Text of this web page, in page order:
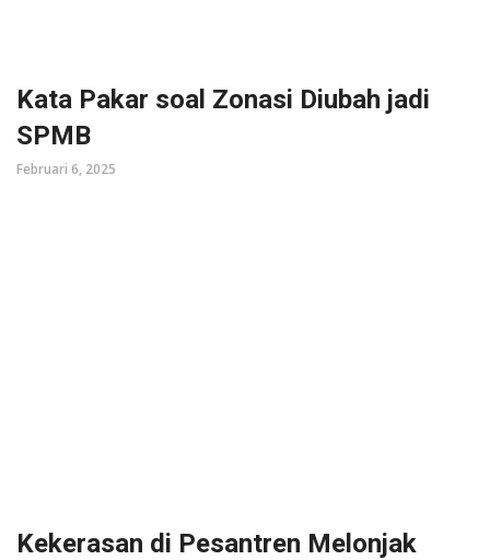
Kata Pakar soal Zonasi Diubah jadi
SPMB
Februari 6, 2025
Kekerasan di Pesantren Melonjak